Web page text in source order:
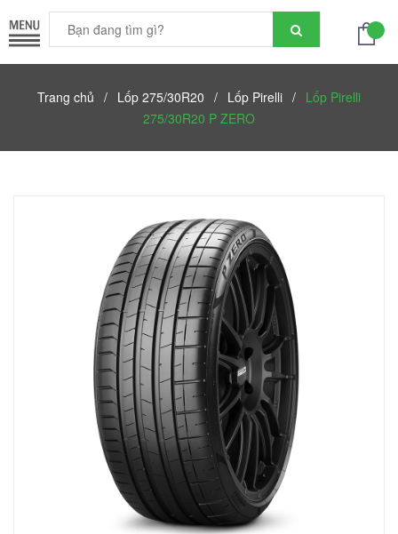
Trang chủ / Lốp 275/30R20 / Lốp Pirelli / Lốp Pirelli
275/30R20 P ZERO